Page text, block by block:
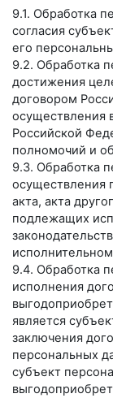
9.1. Обработка
согласия
его
9.2. Обработка
достижения
договором
осуществления
Российской
полномочий и
9.3. Обработка
осуществления
акта, акта
подлежащих
9.4. Обработка
исполнения
является
заключения
персональных
субъект